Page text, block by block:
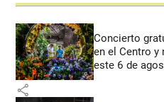
Concierto
en el Centro y
este 6 de
share